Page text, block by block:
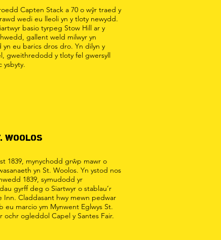
Capten Stack a 70 o wŷr traed y
wedi eu lleoli yn y tloty newydd.
basio tyrpeg Stow Hill ar y
gallent weld milwyr yn
yn eu barics dros dro. Yn dilyn y
gweithredodd y tloty fel gwersyll
ysbyty.
WOOLOS
1839, mynychodd grŵp mawr o
yn St. Woolos. Yn ystod nos
1839, symudodd yr
gyrff deg o Siartwyr o stablau’r
Inn. Claddasant hwy mewn pedwar
eu marcio ym Mynwent Eglwys St.
ochr ogleddol Capel y Santes Fair.